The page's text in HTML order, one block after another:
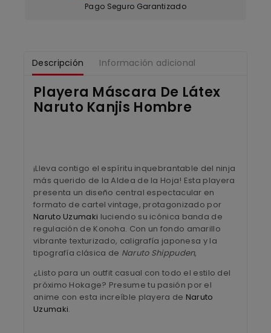
Pago Seguro Garantizado
Descripción Información adicional
Playera Máscara De Látex
Naruto Kanjis Hombre
¡Lleva contigo el espíritu inquebrantable del ninja
más querido de la Aldea de la Hoja! Esta playera
presenta un diseño central espectacular en
formato de cartel vintage, protagonizado por
Naruto Uzumaki luciendo su icónica banda de
regulación de Konoha. Con un fondo amarillo
vibrante texturizado, caligrafía japonesa y la
tipografía clásica de Naruto Shippuden,
¿Listo para un outfit casual con todo el estilo del
próximo Hokage? Presume tu pasión por el
anime con esta increíble playera de Naruto
Uzumaki.